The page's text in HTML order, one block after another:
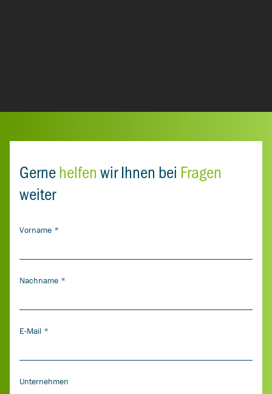
Gernehelfenwir Ihnen bei Fragen
weiter
Vorname *
Nachname *
E-Mail *
Unternehmen